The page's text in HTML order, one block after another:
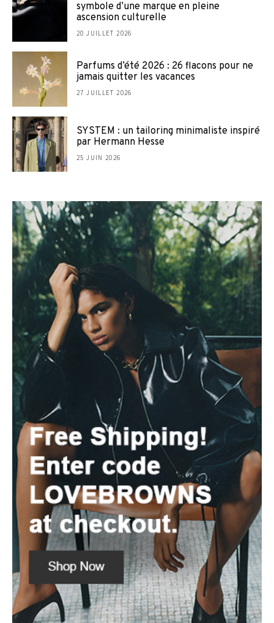
symbole d’une marque en pleine
ascension culturelle
20 JUILLET 2026
Parfums d’été 2026 : 26 flacons pour ne
jamais quitter les vacances
27 JUILLET 2026
SYSTEM : un tailoring minimaliste inspiré
par Hermann Hesse
25 JUIN 2026